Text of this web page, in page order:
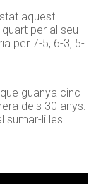
aquest
per al seu
per 7-5, 6-3, 5-
guanya cinc
dels 30 anys.
sumar-li les